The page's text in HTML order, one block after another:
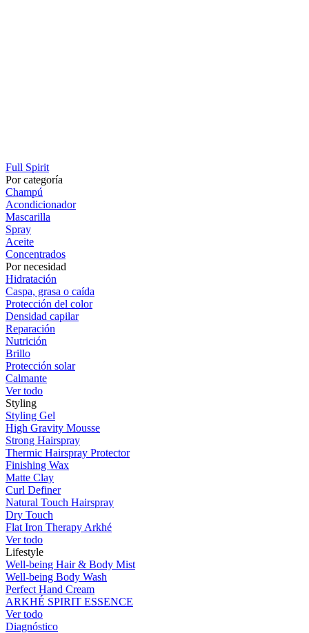
Full Spirit
Por categoría
Champú
Acondicionador
Mascarilla
Spray
Aceite
Concentrados
Por necesidad
Hidratación
Caspa, grasa o caída
Protección del color
Densidad capilar
Reparación
Nutrición
Brillo
Protección solar
Calmante
Ver todo
Styling
Styling Gel
High Gravity Mousse
Strong Hairspray
Thermic Hairspray Protector
Finishing Wax
Matte Clay
Curl Definer
Natural Touch Hairspray
Dry Touch
Flat Iron Therapy Arkhé
Ver todo
Lifestyle
Well-being Hair & Body Mist
Well-being Body Wash
Perfect Hand Cream
ARKHÉ SPIRIT ESSENCE
Ver todo
Diagnóstico